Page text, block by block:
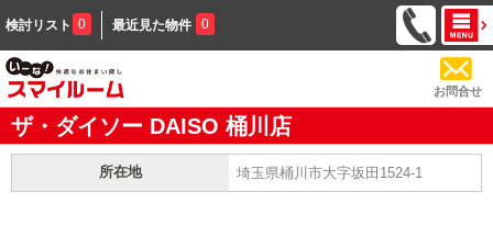
検討リスト 0 最近見た物件 0
お問合せ
ザ・ダイソー DAISO 桶川店
所在地 埼玉県桶川市大字坂田1524-1